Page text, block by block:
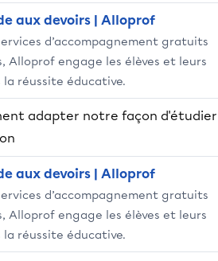
aux devoirs | Alloprof
d’accompagnement gratuits
Alloprof engage les élèves et leurs
la réussite éducative.
adapter notre façon d'étudier
aux devoirs | Alloprof
d’accompagnement gratuits
Alloprof engage les élèves et leurs
la réussite éducative.